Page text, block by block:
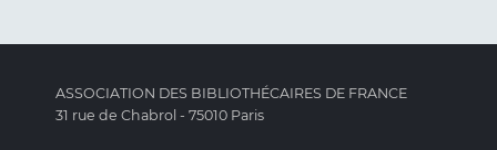
ASSOCIATION DES BIBLIOTHÉCAIRES DE FRANCE
31 rue de Chabrol - 75010 Paris